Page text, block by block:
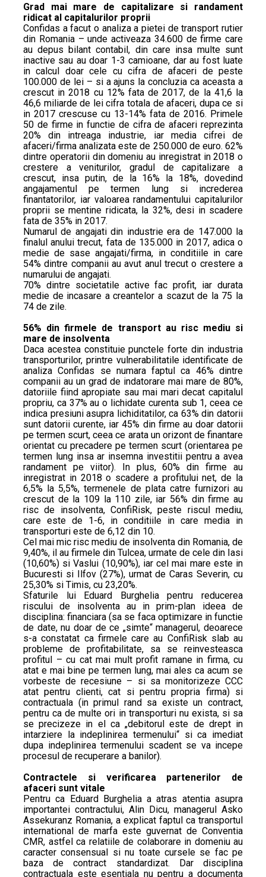
Grad mai mare de capitalizare si randament
ridicat al capitalurilor proprii
Confidas a facut o analiza a pietei de transport rutier
din Romania – unde activeaza 34.600 de firme care
au depus bilant contabil, din care insa multe sunt
inactive sau au doar 1-3 camioane, dar au fost luate
in calcul doar cele cu cifra de afaceri de peste
100.000 de lei – si a ajuns la concluzia ca aceasta a
crescut in 2018 cu 12% fata de 2017, de la 41,6 la
46,6 miliarde de lei cifra totala de afaceri, dupa ce si
in 2017 crescuse cu 13-14% fata de 2016. Primele
50 de firme in functie de cifra de afaceri reprezinta
20% din intreaga industrie, iar media cifrei de
afaceri/firma analizata este de 250.000 de euro. 62%
dintre operatorii din domeniu au inregistrat in 2018 o
crestere a veniturilor, gradul de capitalizare a
crescut, insa putin, de la 16% la 18%, dovedind
angajamentul pe termen lung si increderea
finantatorilor, iar valoarea randamentului capitalurilor
proprii se mentine ridicata, la 32%, desi in scadere
fata de 35% in 2017.
Numarul de angajati din industrie era de 147.000 la
finalul anului trecut, fata de 135.000 in 2017, adica o
medie de sase angajati/firma, in conditiile in care
54% dintre companii au avut anul trecut o crestere a
numarului de angajati.
70% dintre societatile active fac profit, iar durata
medie de incasare a creantelor a scazut de la 75 la
74 de zile.
56% din firmele de transport au risc mediu si
mare de insolventa
Daca acestea constituie punctele forte din industria
transporturilor, printre vulnerabilitatile identificate de
analiza Confidas se numara faptul ca 46% dintre
companii au un grad de indatorare mai mare de 80%,
datoriile fiind apropiate sau mai mari decat capitalul
propriu, ca 37% au o lichidate curenta sub 1, ceea ce
indica presiuni asupra lichiditatilor, ca 63% din datorii
sunt datorii curente, iar 45% din firme au doar datorii
pe termen scurt, ceea ce arata un orizont de finantare
orientat cu precadere pe termen scurt (orientarea pe
termen lung insa ar insemna investitii pentru a avea
randament pe viitor). In plus, 60% din firme au
inregistrat in 2018 o scadere a profitului net, de la
6,5% la 5,5%, termenele de plata catre furnizori au
crescut de la 109 la 110 zile, iar 56% din firme au
risc de insolventa, ConfiRisk, peste riscul mediu,
care este de 1-6, in conditiile in care media in
transporturi este de 6,12 din 10.
Cel mai mic risc mediu de insolventa din Romania, de
9,40%, il au firmele din Tulcea, urmate de cele din Iasi
(10,60%) si Vaslui (10,90%), iar cel mai mare este in
Bucuresti si Ilfov (27%), urmat de Caras Severin, cu
25,30% si Timis, cu 23,20%.
Sfaturile lui Eduard Burghelia pentru reducerea
riscului de insolventa au in prim-plan ideea de
disciplina: financiara (sa se faca optimizare in functie
de date, nu doar de ce „simte“ managerul, deoarece
s-a constatat ca firmele care au ConfiRisk slab au
probleme de profitabilitate, sa se reinvesteasca
profitul – cu cat mai mult profit ramane in firma, cu
atat e mai bine pe termen lung, mai ales ca acum se
vorbeste de recesiune – si sa monitorizeze CCC
atat pentru clienti, cat si pentru propria firma) si
contractuala (in primul rand sa existe un contract,
pentru ca de multe ori in transporturi nu exista, si sa
se precizeze in el ca „debitorul este de drept in
intarziere la indeplinirea termenului“ si ca imediat
dupa indeplinirea termenului scadent se va incepe
procesul de recuperare a banilor).
Contractele si verificarea partenerilor de
afaceri sunt vitale
Pentru ca Eduard Burghelia a atras atentia asupra
importantei contractului, Alin Dicu, managerul Asko
Assekuranz Romania, a explicat faptul ca transportul
international de marfa este guvernat de Conventia
CMR, astfel ca relatiile de colaborare in domeniu au
caracter consensual si nu toate cursele se fac pe
baza de contract standardizat. Dar disciplina
contractuala este esentiala nu pentru a documenta